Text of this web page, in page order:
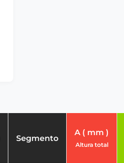
Segmento
A ( mm )
Altura total